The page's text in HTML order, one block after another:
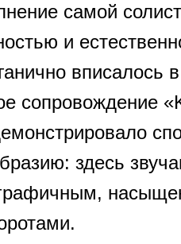
самой
и
вписалось
сопровождение
здесь